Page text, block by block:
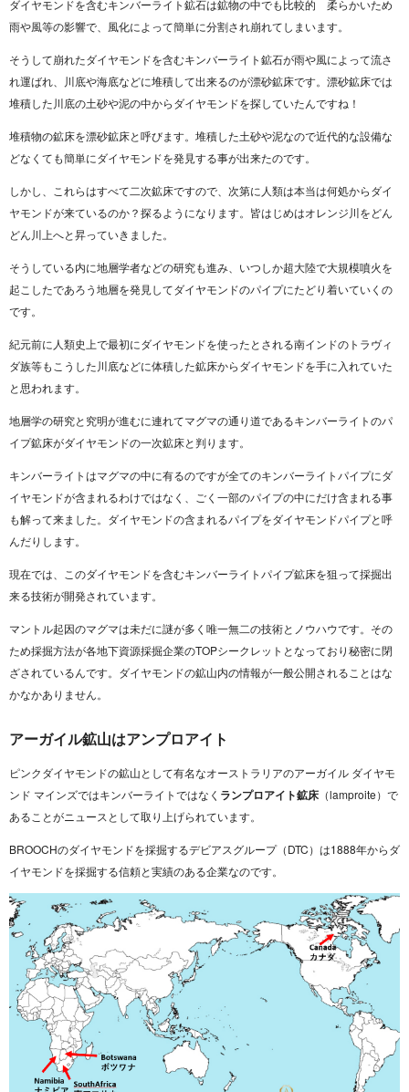
ダイヤモンドを含むキンバーライト鉱石は鉱物の中でも比較的 柔らかいため
雨や風等の影響で、風化によって簡単に分割され崩れてしまいます。
そうして崩れたダイヤモンドを含むキンバーライト鉱石が雨や風によって流さ
れ運ばれ、川底や海底などに堆積して出来るのが漂砂鉱床です。漂砂鉱床では
堆積した川底の土砂や泥の中からダイヤモンドを探していたんですね！
堆積物の鉱床を漂砂鉱床と呼びます。堆積した土砂や泥なので近代的な設備な
どなくても簡単にダイヤモンドを発見する事が出来たのです。
しかし、これらはすべて二次鉱床ですので、次第に人類は本当は何処からダイ
ヤモンドが来ているのか？探るようになります。皆はじめはオレンジ川をどん
どん川上へと昇っていきました。
そうしている内に地層学者などの研究も進み、いつしか超大陸で大規模噴火を
起こしたであろう地層を発見してダイヤモンドのパイプにたどり着いていくの
です。
紀元前に人類史上で最初にダイヤモンドを使ったとされる南インドのトラヴィ
ダ族等もこうした川底などに体積した鉱床からダイヤモンドを手に入れていた
と思われます。
地層学の研究と究明が進むに連れてマグマの通り道であるキンバーライトのパ
イプ鉱床がダイヤモンドの一次鉱床と判ります。
キンバーライトはマグマの中に有るのですが全てのキンバーライトパイプにダ
イヤモンドが含まれるわけではなく、ごく一部のパイプの中にだけ含まれる事
も解って来ました。ダイヤモンドの含まれるパイプをダイヤモンドパイプと呼
んだりします。
現在では、このダイヤモンドを含むキンバーライトパイプ鉱床を狙って採掘出
来る技術が開発されています。
マントル起因のマグマは未だに謎が多く唯一無二の技術とノウハウです。その
ため採掘方法が各地下資源採掘企業のTOPシークレットとなっており秘密に閉
ざされているんです。ダイヤモンドの鉱山内の情報が一般公開されることはな
かなかありません。
アーガイル鉱山はアンプロアイト
ピンクダイヤモンドの鉱山として有名なオーストラリアのアーガイル ダイヤモ
ンド マインズではキンバーライトではなく ランプロアイト鉱床 （lamproite）で
あることがニュースとして取り上げられています。
BROOCHのダイヤモンドを採掘するデビアスグループ（DTC）は1888年からダ
イヤモンドを採掘する信頼と実績のある企業なのです。